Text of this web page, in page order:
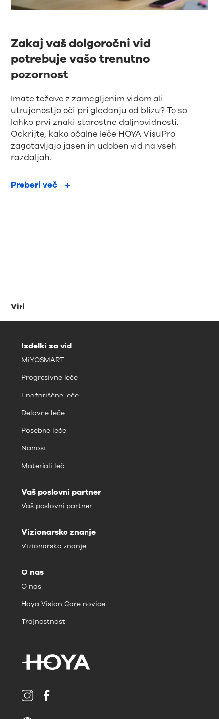
Zakaj vaš dolgoročni vid
potrebuje vašo trenutno
pozornost
Imate težave z zamegljenim vidom ali
utrujenostjo oči pri gledanju od blizu? To so
lahko prvi znaki starostne daljnovidnosti.
Odkrijte, kako očalne leče HOYA VisuPro
zagotavljajo jasen in udoben vid na vseh
razdaljah.
Preberi več
Viri
Izdelki za vid
MiYOSMART
Progresivne leče
Enožariščne leče
Delovne leče
Posebne leče
Nanosi
Materiali leč
Vaš poslovni partner
Vaš poslovni partner
Vizionarsko znanje
Vizionarsko znanje
O nas
O nas
Hoya Vision Care novice
Trajnostnost